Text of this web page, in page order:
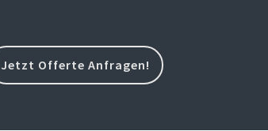
Jetzt Offerte Anfragen!